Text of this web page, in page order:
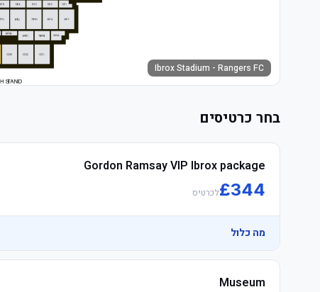
Ibrox Stadium - Rangers FC
בחר כרטיסים
Gordon Ramsay VIP Ibrox package
£344 לכרטיס
מה כלול
Museum